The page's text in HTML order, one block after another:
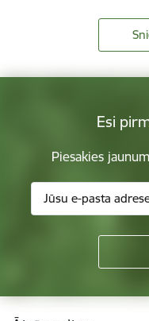
Esi
Piesakies
Kājene